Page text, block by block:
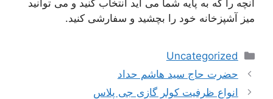
آنچه را که به پایه شما می آید انتخاب کنید و می توانید
میز آشپزخانه خود را بچشید و سفارشی کنید.
دسته‌ها
Uncategorized
ناوبری
نوشته‌ها
حضرت حاج سید هاشم حداد
انواع ظرفیت کولر گازی جی پلاس